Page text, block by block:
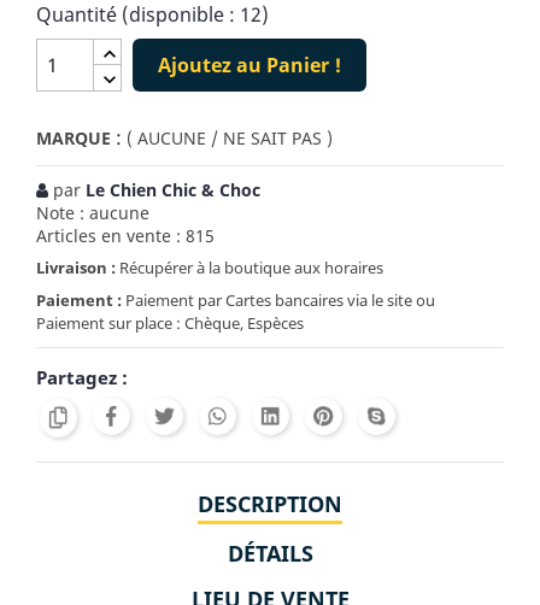
Quantité (disponible : 12)
Ajoutez au Panier !
MARQUE : ( AUCUNE / NE SAIT PAS )
par Le Chien Chic & Choc
Note : aucune
Articles en vente : 815
Livraison : Récupérer à la boutique aux horaires
Paiement : Paiement par Cartes bancaires via le site ou
Paiement sur place : Chèque, Espèces
Partagez :
DESCRIPTION
DÉTAILS
LIEU DE VENTE